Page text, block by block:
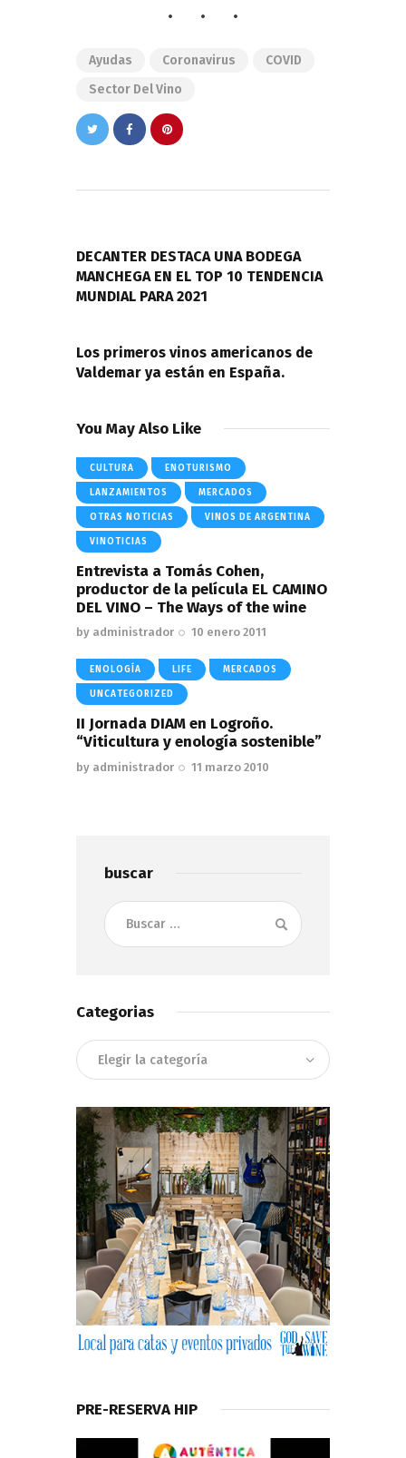
Ayudas Coronavirus
COVID
Sector Del Vino
entradas
DECANTER DESTACA UNA BODEGA
MANCHEGA EN EL TOP 10 TENDENCIA
MUNDIAL PARA 2021
Los primeros vinos americanos de
Valdemar ya están en España.
You May Also Like
CULTURA ENOTURISMO
LANZAMIENTOS MERCADOS
OTRAS NOTICIAS VINOS DE ARGENTINA
VINOTICIAS
Entrevista a Tomás Cohen,
productor de la película EL CAMINO
DEL VINO – The Ways of the wine
by administrador 10 enero 2011
ENOLOGÍA LIFE MERCADOS
UNCATEGORIZED
II Jornada DIAM en Logroño.
“Viticultura y enología sostenible”
by administrador 11 marzo 2010
buscar
Buscar:
Categorias
Categorias
PRE-RESERVA HIP